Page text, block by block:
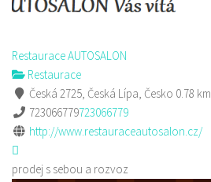
Restaurace AUTOSALON
Restaurace
Česká 2725, Česká Lípa, Česko 0.78 km
723066779723066779
http://www.restauraceautosalon.cz/
prodej s sebou a rozvoz